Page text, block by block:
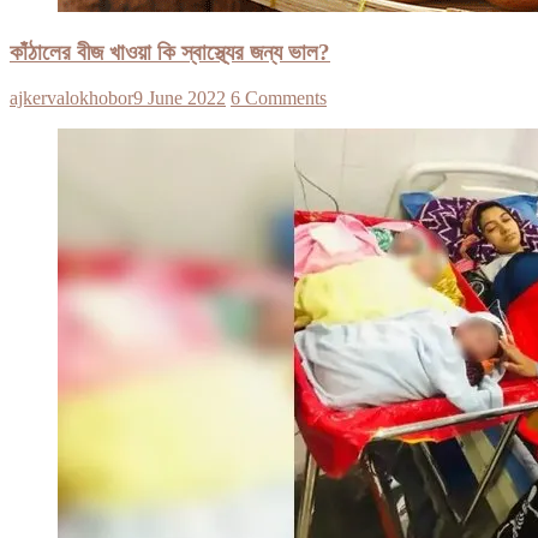
কাঁঠালের বীজ খাওয়া কি স্বাস্থ্যের জন্য ভাল?
ajkervalokhobor9 June 2022 6 Comments